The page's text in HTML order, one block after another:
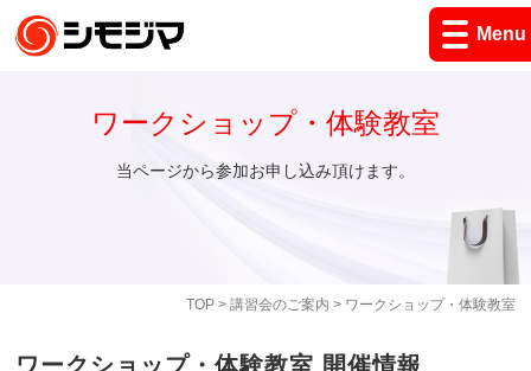
Menu
TOP> 講習会のご案内 > ワークショップ・体験教室
ワークショップ・体験教室
当ページから参加お申し込み頂けます。
ワークショップ・体験教室 開催情報